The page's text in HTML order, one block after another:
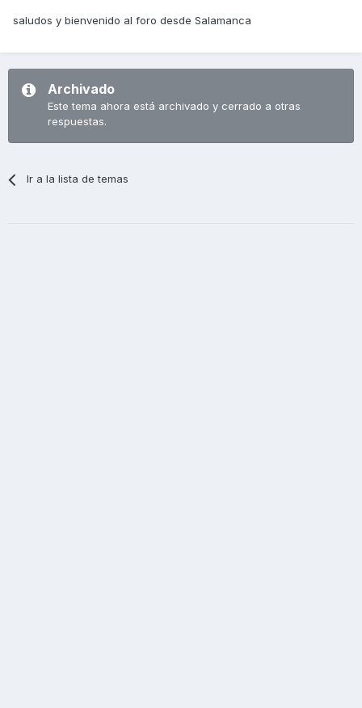
saludos y bienvenido al foro desde Salamanca
Archivado
Este tema ahora está archivado y cerrado a otras
respuestas.
Ir a la lista de temas